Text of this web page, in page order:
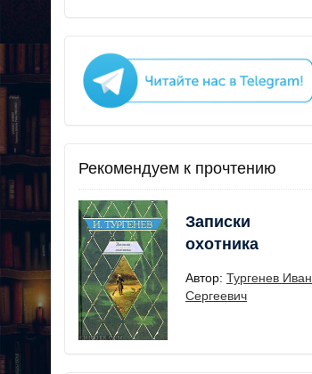
Рекомендуем к прочтению
Записки
охотника
Автор: Тургенев Иван
Сергеевич